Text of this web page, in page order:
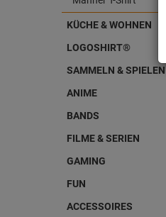
KÜCHE & WOHNEN
LOGOSHIRT®
SAMMELN & SPIELEN
ANIME
BANDS
FILME & SERIEN
GAMING
FUN
ACCESSOIRES